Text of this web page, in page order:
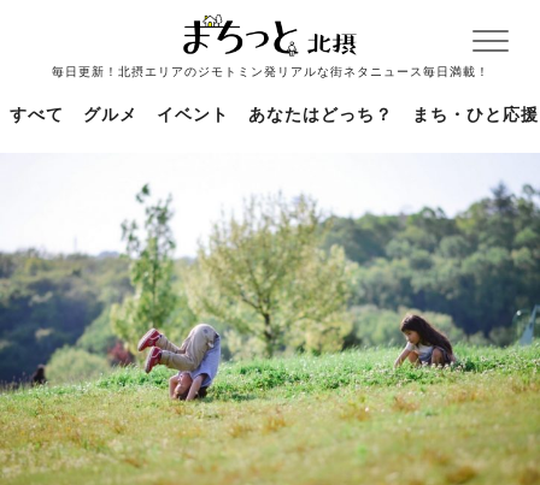
毎日更新！北摂エリアのジモトミン発リアルな街ネタニュース毎日満載！
すべて グルメ イベント あなたはどっち？ まち・ひと応援